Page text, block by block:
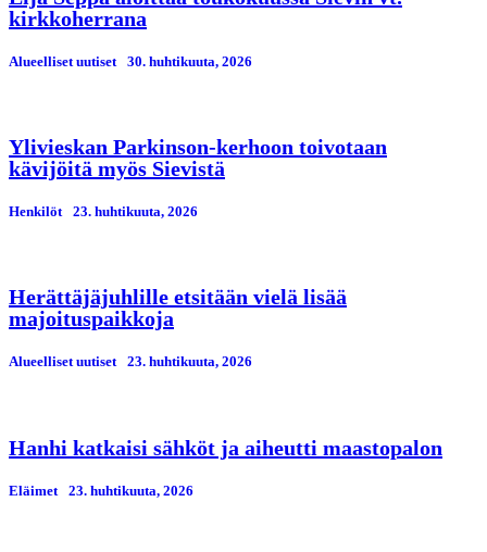
kirkkoherrana
Alueelliset uutiset 30. huhtikuuta, 2026
Ylivieskan Parkinson-kerhoon toivotaan
kävijöitä myös Sievistä
Henkilöt 23. huhtikuuta, 2026
Herättäjäjuhlille etsitään vielä lisää
majoituspaikkoja
Alueelliset uutiset 23. huhtikuuta, 2026
Hanhi katkaisi sähköt ja aiheutti maastopalon
Eläimet 23. huhtikuuta, 2026